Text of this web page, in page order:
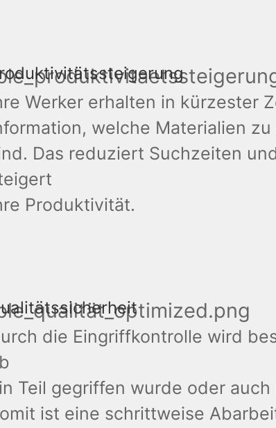
Werker erhalten in kürzester
welche Materialien zu
Das reduziert Suchzeiten
Produktivität.
die Eingriffkontrolle wird
Teil gegriffen wurde oder auch
ist eine schrittweise